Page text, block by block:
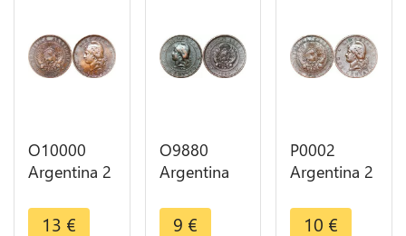
O10000
Argentina 2
Capped
13 €
O9880
Argentina
Capped
9 €
P0002
Argentina 2
Capped
10 €